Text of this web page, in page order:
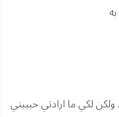
لكي ما ارادتي حبيبتي